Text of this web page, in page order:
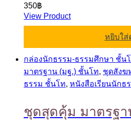
350฿
View Product
หยิบใส่
กล่องนักธรรม-ธรรมศึกษา ชั้น
มาตรฐาน (มฐ.) ชั้นโท, ชุดสังฆ
ธรรม ชั้นโท, หนังสือเรียนนักธ
ชุดสุดคุ้ม มาตรฐา